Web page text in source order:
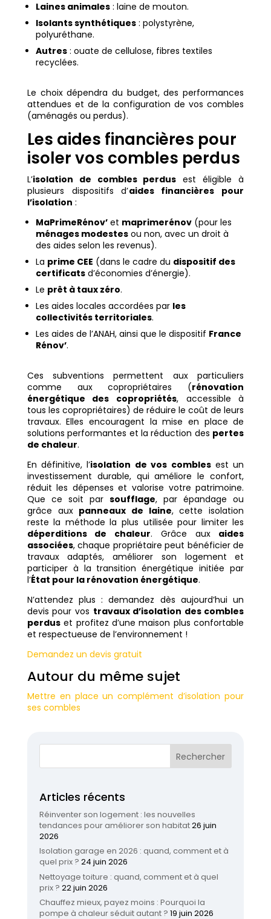
Laines animales: laine de mouton.
Isolants synthétiques: polystyrène,
polyuréthane.
Autres: ouate de cellulose, fibres textiles
recyclées.
Le choix dépendra du budget, des performances
attendues et de la configuration de vos combles
(aménagés ou perdus).
Les aides financières pour
isoler vos combles perdus
L’isolation de combles perdus est éligible à
plusieurs dispositifs d’aides financières pour
l’isolation :
MaPrimeRénov’et maprimerénov(pour les
ménages modestesou non, avec un droit à
des aides selon les revenus).
La prime CEE (dans le cadre du dispositif des
certificatsd’économies d’énergie).
Le prêt à taux zéro.
Les aides locales accordées par les
collectivités territoriales.
Les aides de l’ANAH, ainsi que le dispositif France
Rénov’.
Ces subventions permettent aux particuliers
comme aux copropriétaires (rénovation
énergétique des copropriétés, accessible à
tous les copropriétaires) de réduire le coût de leurs
travaux. Elles encouragent la mise en place de
solutions performantes et la réduction des pertes
de chaleur.
En définitive, l’isolation de vos comblesest un
investissement durable, qui améliore le confort,
réduit les dépenses et valorise votre patrimoine.
Que ce soit parsoufflage, par épandage ou
grâce aux panneaux de laine, cette isolation
reste la méthode la plus utilisée pour limiter les
déperditions de chaleur. Grâce aux aides
associées, chaque propriétaire peut bénéficier de
travaux adaptés, améliorer son logement et
participer à la transition énergétique initiée par
l’État pour la rénovation énergétique.
N’attendez plus : demandez dès aujourd’hui un
devis pour vos travaux d’isolation des combles
perduset profitez d’une maison plus confortable
et respectueuse de l’environnement !
Demandez un devis gratuit
Autour du même sujet
Mettre en place un complément d’isolation pour
ses combles
Articles récents
Réinventer son logement : les nouvelles
tendances pour améliorer son habitat26 juin
2026
Isolation garage en 2026 : quand, comment et à
quel prix ? 24 juin 2026
Nettoyage toiture : quand, comment et à quel
prix ? 22 juin 2026
Chauffez mieux, payez moins : Pourquoi la
pompe à chaleur séduit autant ? 19 juin 2026